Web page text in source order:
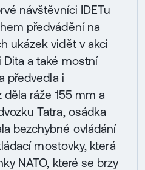
návštěvníci IDETu
předvádění na
ukázek vidět v akci
a také mostní
předvedla i
ráže 155 mm a
Tatra, osádka
bezchybné ovládání
mostovky, která
NATO, které se brzy